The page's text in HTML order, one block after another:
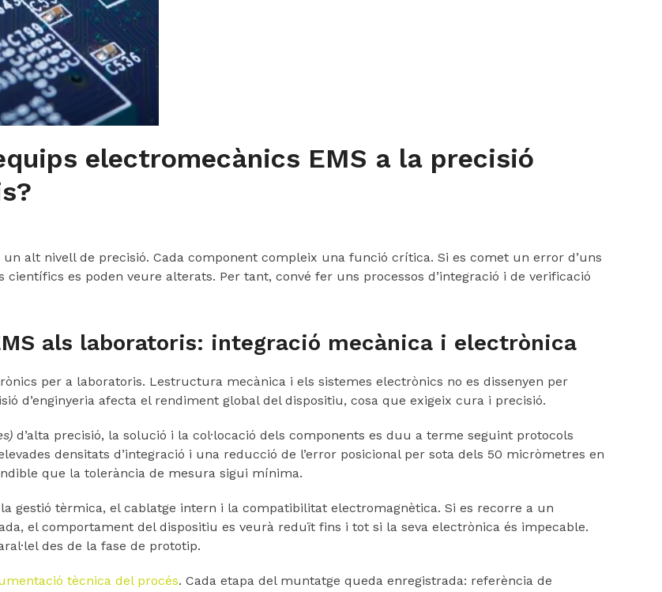
electromecànics EMS a la precisió
​​un alt nivell de precisió. Cada component compleix una funció crítica. Si es comet un error d’uns
es poden veure alterats. Per tant, convé fer uns processos d’integració i de verificació
als laboratoris: integració mecànica i electrònica
per a laboratoris. Lestructura mecànica i els sistemes electrònics no es dissenyen per
d’enginyeria afecta el rendiment global del dispositiu, cosa que exigeix ​​cura i precisió.
d’alta precisió, la solució i la col·locació dels components es duu a terme seguint protocols
densitats d’integració i una reducció de l’error posicional per sota dels 50 micròmetres en
que la tolerància de mesura sigui mínima.
la gestió tèrmica, el cablatge intern i la compatibilitat electromagnètica. Si es recorre a un
el comportament del dispositiu es veurà reduït fins i tot si la seva electrònica és impecable.
des de la fase de prototip.
tècnica del procés. Cada etapa del muntatge queda enregistrada: referència de